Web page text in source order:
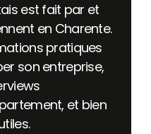
est fait par et
en Charente.
pratiques
son entreprise,
et bien